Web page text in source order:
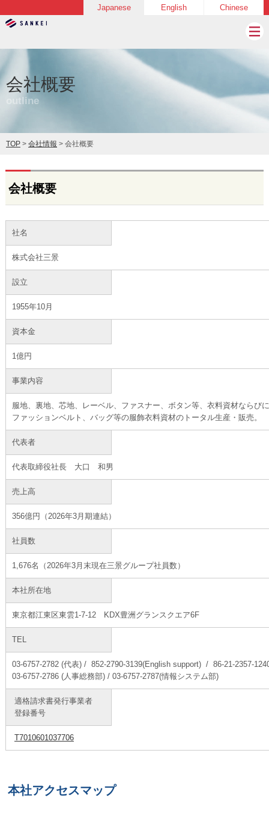
Japanese English Chinese
TOP > 会社情報 > 会社概要
会社概要
outline
会社概要
社名
株式会社三景
設立
1955年10月
資本金
1億円
事業内容
服地、裏地、芯地、レーベル、ファスナー、ボタン等、衣料資材ならび
ファッションベルト、バッグ等の服飾衣料資材のトータル生産・販売。
代表者
代表取締役社長 大口 和男
売上高
356億円（2026年3月期連結）
社員数
1,676名（2026年3月末現在三景グループ社員数）
本社所在地
東京都江東区東雲1-7-12 KDX豊洲グランスクエア6F
TEL
03-6757-2782 (代表) / 852-2790-3139(English support) / 86-21-2357-
03-6757-2786 (人事総務部) / 03-6757-2787(情報システム部)
適格請求書発行事業者
登録番号
T7010601037706
本社アクセスマップ